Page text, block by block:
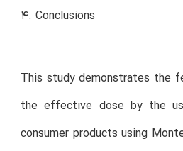
4. Conclusions
This study demonstrates the
the effective dose by the
consumer products using